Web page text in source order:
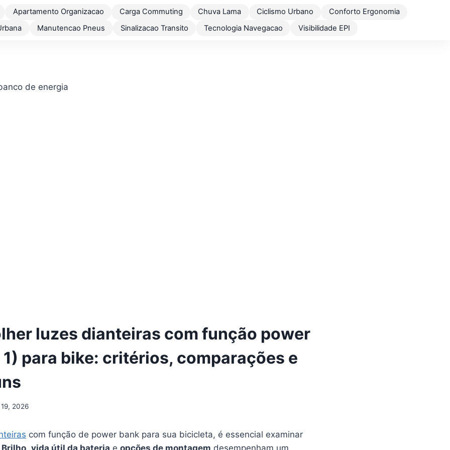
Apartamento Organizacao Carga Commuting Chuva Lama Ciclismo Urbano
Conforto Ergonomia
Manutencao Pneus Sinalizacao Transito Tecnologia Navegacao Visibilidade EPI
luzes dianteiras com função power
para bike: critérios, comparações e
2026
com função de power bank para sua bicicleta, é essencial examinar
Brilho vida útil da bateria e opções de montagem desempenham um